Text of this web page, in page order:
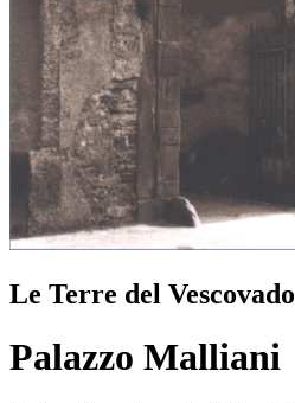
Le Terre del Vescovado
Palazzo Malliani